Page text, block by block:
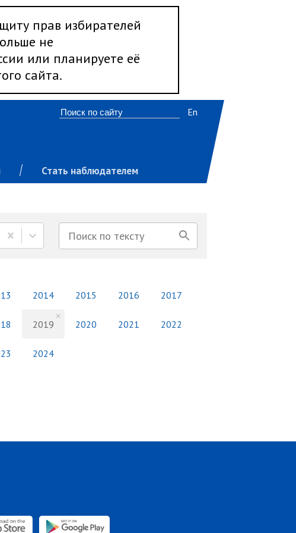
прав избирателей
не
или планируете её
сайта.
Стать наблюдателем
En
2014 2015 2016 2017
2019 2020 2021 2022
2024